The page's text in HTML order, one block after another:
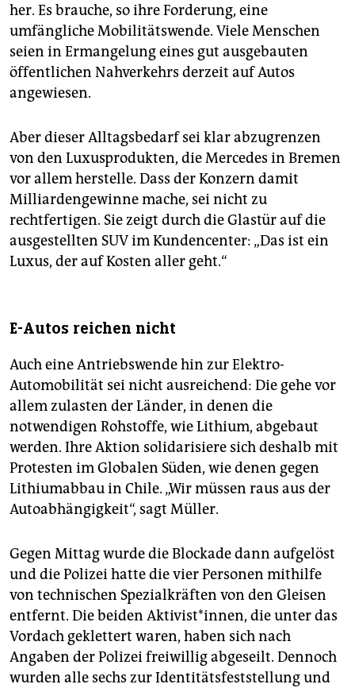
her. Es brauche, so ihre Forderung, eine
umfängliche Mobilitätswende. Viele Menschen
seien in Ermangelung eines gut ausgebauten
öffentlichen Nahverkehrs derzeit auf Autos
angewiesen.
Aber dieser Alltagsbedarf sei klar abzugrenzen
von den Luxusprodukten, die Mercedes in Bremen
vor allem herstelle. Dass der Konzern damit
Milliardengewinne mache, sei nicht zu
rechtfertigen. Sie zeigt durch die Glastür auf die
ausgestellten SUV im Kundencenter: „Das ist ein
Luxus, der auf Kosten aller geht.“
E-Autos reichen nicht
Auch eine Antriebswende hin zur Elektro-
Automobilität sei nicht ausreichend: Die gehe vor
allem zulasten der Länder, in denen die
notwendigen Rohstoffe, wie Lithium, abgebaut
werden. Ihre Aktion solidarisiere sich deshalb mit
Protesten im Globalen Süden, wie denen gegen
Lithiumabbau in Chile. „Wir müssen raus aus der
Autoabhängigkeit“, sagt Müller.
Gegen Mittag wurde die Blockade dann aufgelöst
und die Polizei hatte die vier Personen mithilfe
von technischen Spezialkräften von den Gleisen
entfernt. Die beiden Aktivist*innen, die unter das
Vordach geklettert waren, haben sich nach
Angaben der Polizei freiwillig abgeseilt. Dennoch
wurden alle sechs zur Identitätsfeststellung und